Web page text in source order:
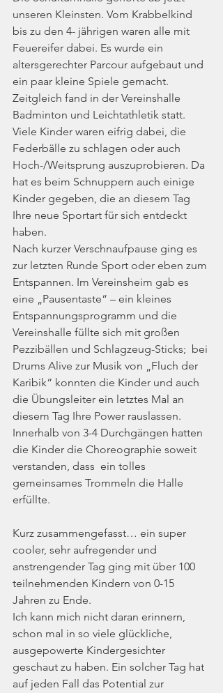
unseren Kleinsten. Vom Krabbelkind
bis zu den 4- jährigen waren alle mit
Feuereifer dabei. Es wurde ein
altersgerechter Parcour aufgebaut und
ein paar kleine Spiele gemacht.
Zeitgleich fand in der Vereinshalle
Badminton und Leichtathletik statt.
Viele Kinder waren eifrig dabei, die
Federbälle zu schlagen oder auch
Hoch-/Weitsprung auszuprobieren. Da
hat es beim Schnuppern auch einige
Kinder gegeben, die an diesem Tag
Ihre neue Sportart für sich entdeckt
haben.
Nach kurzer Verschnaufpause ging es
zur letzten Runde Sport oder eben zum
Entspannen. Im Vereinsheim gab es
eine „Pausentaste“ – ein kleines
Entspannungsprogramm und die
Vereinshalle füllte sich mit großen
Pezzibällen und Schlagzeug-Sticks;  bei
Drums Alive zur Musik von „Fluch der
Karibik“ konnten die Kinder und auch
die Übungsleiter ein letztes Mal an
diesem Tag Ihre Power rauslassen.
Innerhalb von 3-4 Durchgängen hatten
die Kinder die Choreographie soweit
verstanden, dass  ein tolles
gemeinsames Trommeln die Halle
erfüllte.
Kurz zusammengefasst… ein super
cooler, sehr aufregender und
anstrengender Tag ging mit über 100
teilnehmenden Kindern von 0-15
Jahren zu Ende.
Ich kann mich nicht daran erinnern,
schon mal in so viele glückliche,
ausgepowerte Kindergesichter
geschaut zu haben. Ein solcher Tag hat
auf jeden Fall das Potential zur